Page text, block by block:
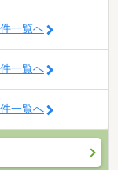
一覧へ
一覧へ
一覧へ